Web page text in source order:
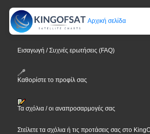
Αρχική σελίδα
Εισαγωγή / Συχνές ερωτήσεις (FAQ)
Καθορίστε το προφίλ σας
Τα σχόλια / οι αναπροσαρμογές σας
Στείλετε τα σχόλια ή τις προτάσεις σας στο